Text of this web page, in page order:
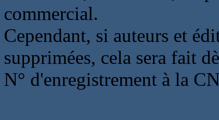
commercial.
Cependant, si auteurs et
supprimées, cela sera fait
N° d'enregistrement à la